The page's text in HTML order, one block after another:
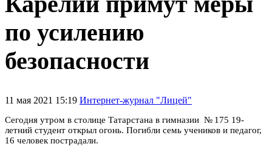
по усилению
безопасности
11 мая 2021 15:19 Интернет-журнал "Лицей"
Сегодня утром в столице Татарстана в гимназии № 175 19-
летний студент открыл огонь. Погибли семь учеников и педагог,
16 человек пострадали.